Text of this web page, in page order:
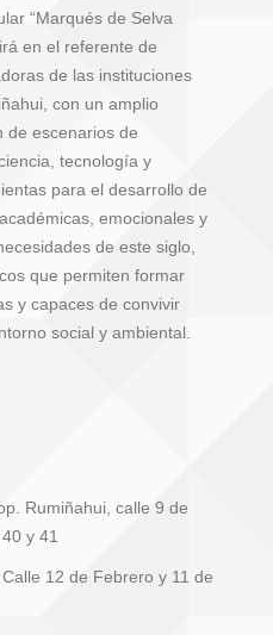
“Marqués de Selva
en el referente de
de las instituciones
con un amplio
de escenarios de
tecnología y
para el desarrollo de
emocionales y
de este siglo,
que permiten formar
y capaces de convivir
social y ambiental.
Rumiñahui, calle 9 de
y 41
12 de Febrero y 11 de